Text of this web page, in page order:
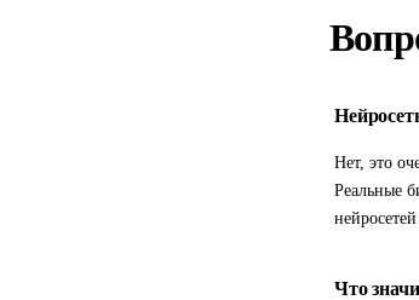
Нет, это
Реальные
Что